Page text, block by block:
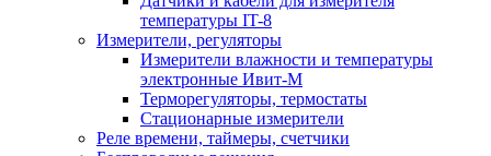
температуры IT-8
Измерители, регуляторы
Измерители влажности и температуры
электронные Ивит-М
Терморегуляторы, термостаты
Стационарные измерители
Реле времени, таймеры, счетчики